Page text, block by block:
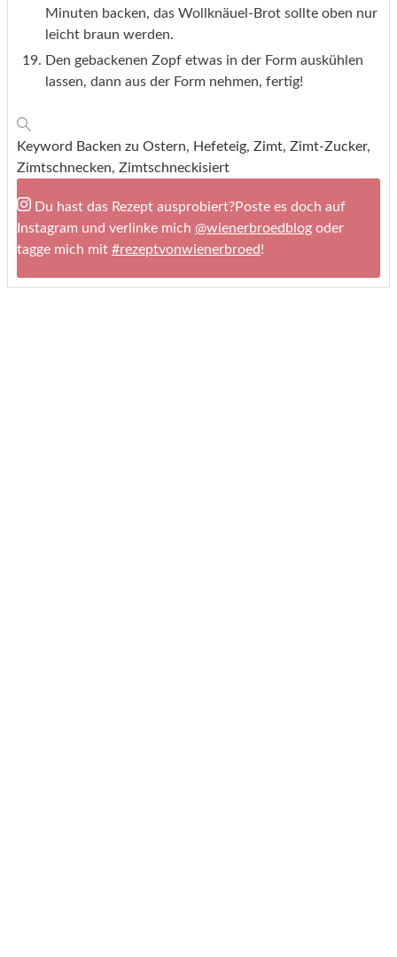
Minuten backen, das Wollknäuel-Brot sollte oben nur
leicht braun werden.
Den gebackenen Zopf etwas in der Form auskühlen
lassen, dann aus der Form nehmen, fertig!
Keyword Backen zu Ostern, Hefeteig, Zimt, Zimt-Zucker,
Zimtschnecken, Zimtschneckisiert
Du hast das Rezept ausprobiert?Poste es doch auf
Instagram und verlinke mich @wienerbroedblog oder
tagge mich mit #rezeptvonwienerbroed!